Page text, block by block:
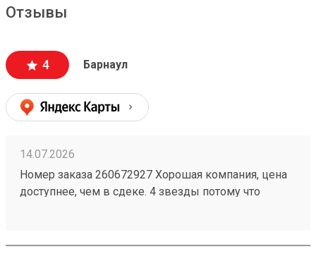
Отзывы
4 Барнаул
14.07.2026
Номер заказа 260672927 Хорошая компания, цена
доступнее, чем в сдеке. 4 звезды потому что